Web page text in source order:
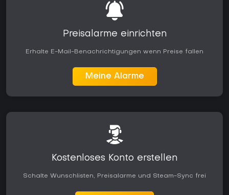
Preisalarme einrichten
Erhalte E-Mail-Benachrichtigungen wenn Preise fallen
Meine Alarme
Kostenloses Konto erstellen
Schalte Wunschlisten, Preisalarme und Steam-Sync frei